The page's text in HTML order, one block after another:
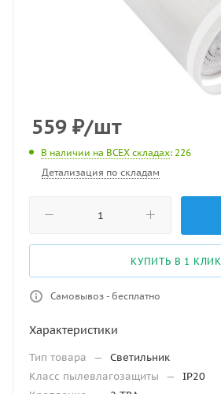
559 ₽/шт
В наличии на ВСЕХ складах: 226
Детализация по складам
КУПИТЬ В 1 КЛИК
Самовывоз - бесплатно
Характеристики
Тип товара —
Светильник
Класс пылевлагозащиты
—
IP20